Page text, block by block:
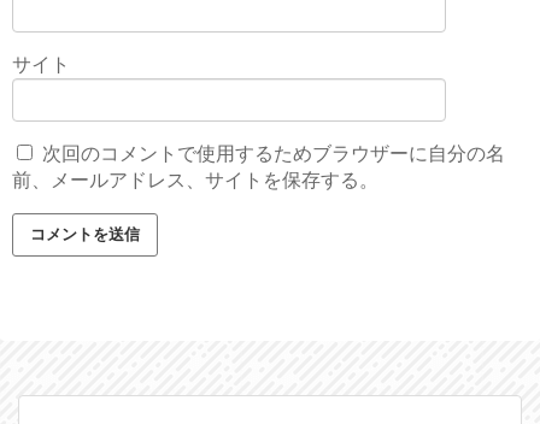
サイト
次回のコメントで使用するためブラウザーに自分の名
前、メールアドレス、サイトを保存する。